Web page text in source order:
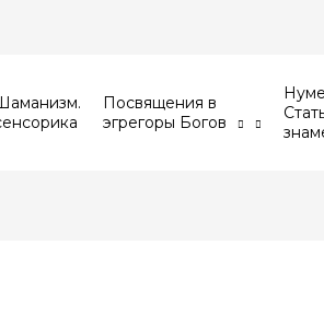
Посвящения в
эгрегоры Богов